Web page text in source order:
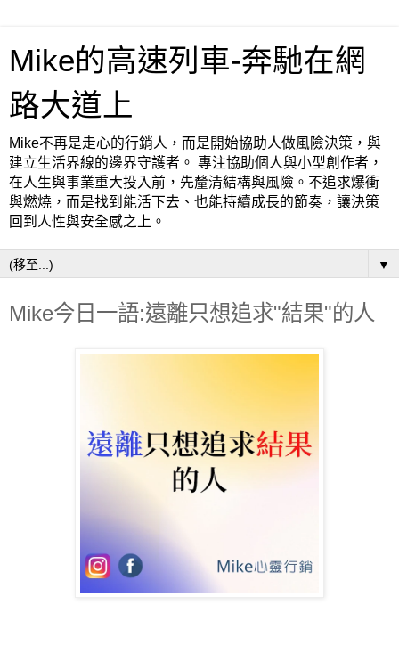
Mike的高速列車-奔馳在網
路大道上
Mike不再是走心的行銷人，而是開始協助人做風險決策，與
建立生活界線的邊界守護者。 專注協助個人與小型創作者，
在人生與事業重大投入前，先釐清結構與風險。不追求爆衝
與燃燒，而是找到能活下去、也能持續成長的節奏，讓決策
回到人性與安全感之上。
▼
Mike今日一語:遠離只想追求"結果"的人